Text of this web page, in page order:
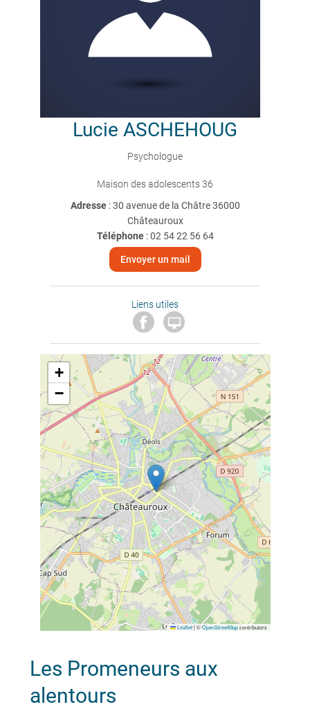
Lucie ASCHEHOUG
Psychologue
Maison des adolescents 36
Adresse : 30 avenue de la Châtre 36000
Châteauroux
Téléphone:02 54 22 56 64
Envoyer un mail
Liens utiles

+
−
Leaflet |©OpenStreetMapcontributors
Les Promeneurs aux
alentours